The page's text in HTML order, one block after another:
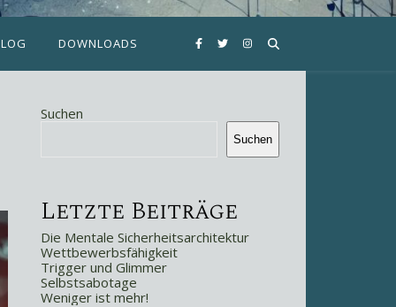
DOWNLOADS
Suchen
Suchen
Letzte Beiträge
Die Mentale Sicherheitsarchitektur
Wettbewerbsfähigkeit
Trigger und Glimmer
Selbstsabotage
Weniger ist mehr!